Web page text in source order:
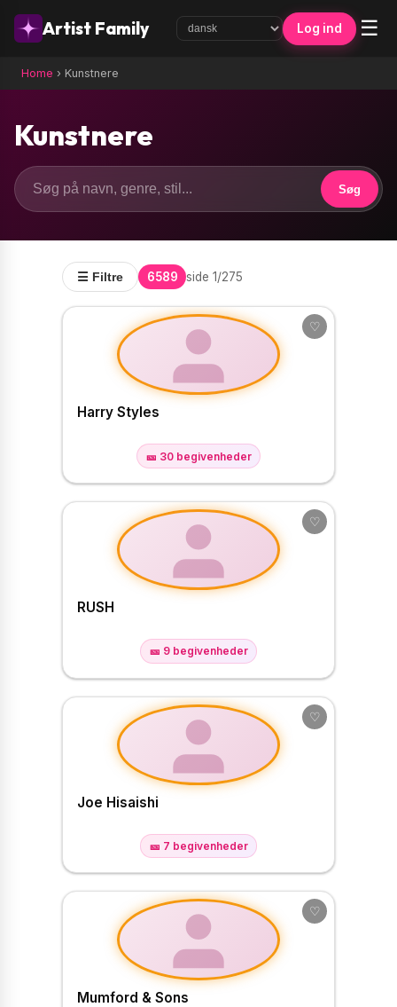
Artist Family Log ind ☰
Home › Kunstnere
Kunstnere
Søg
☰ Filtre 6589 side 1/275
Harry Styles
🎫 30 begivenheder
♡
RUSH
🎫 9 begivenheder
♡
Joe Hisaishi
🎫 7 begivenheder
♡
Mumford & Sons
♡